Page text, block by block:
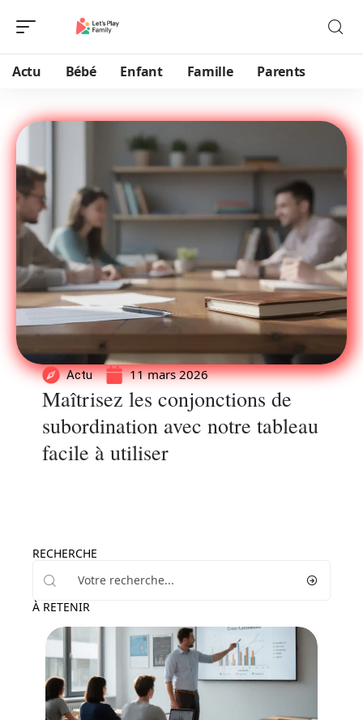
Actu Bébé Enfant Famille Parents
Actu 11 mars 2026
Maîtrisez les conjonctions de
subordination avec notre tableau
facile à utiliser
RECHERCHE
À RETENIR
Actu